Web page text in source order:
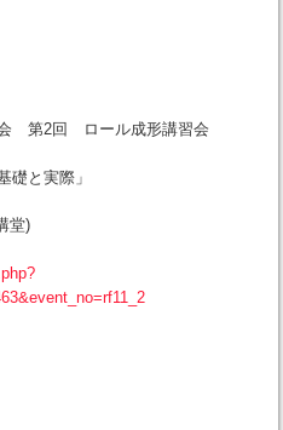
第2回 ロール成形講習会
と実際」
堂)